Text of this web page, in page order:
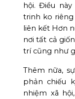
hội. Điều
trinh ko
liên kết Hơn
nơi tất cả
trí cũng như
Thêm nữa,
phản chiếu
nhiệm xã